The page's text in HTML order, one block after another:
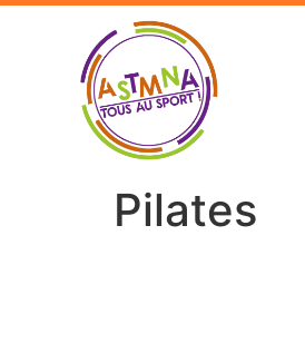
Pilates